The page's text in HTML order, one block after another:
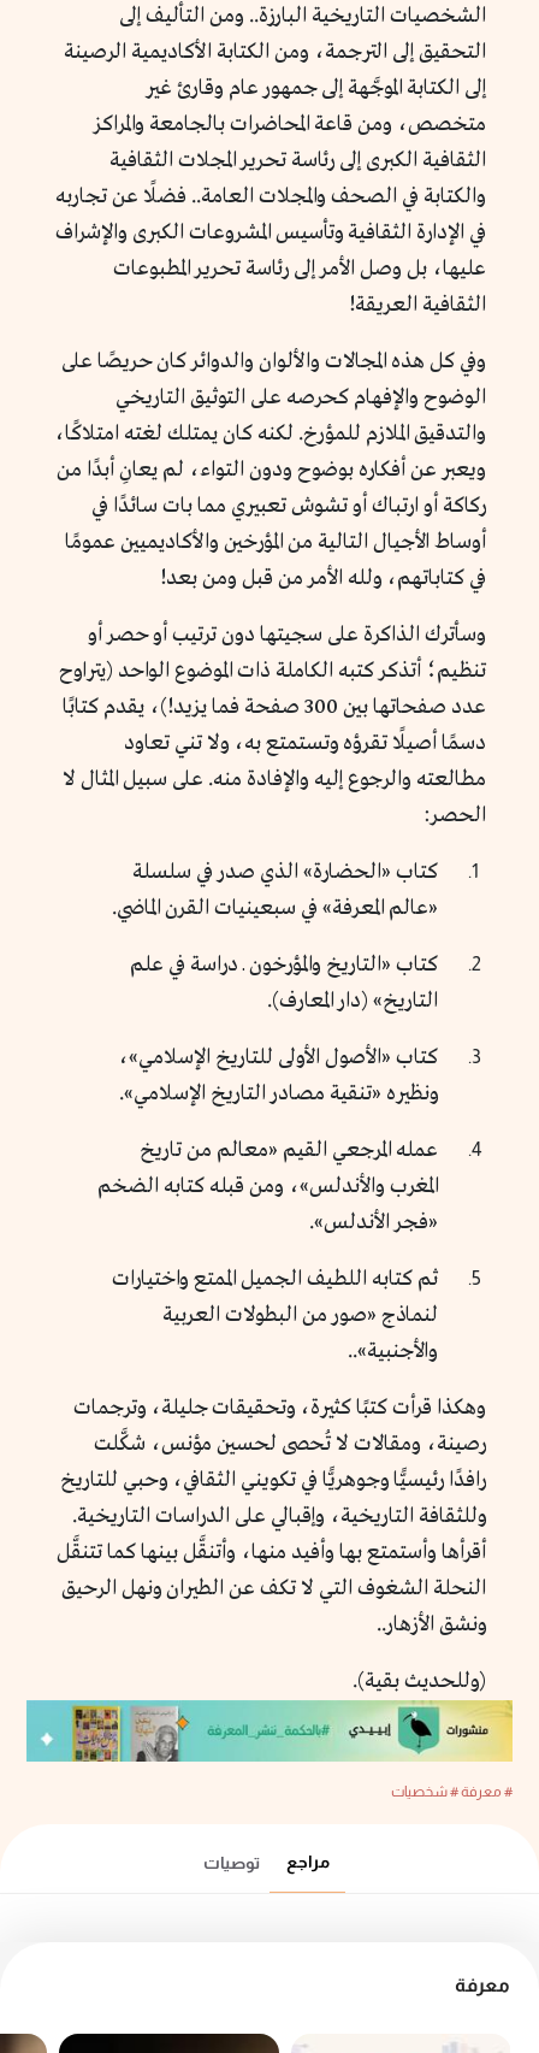
الشخصيات التاريخية البارزة.. ومن التأليف إلى
التحقيق إلى الترجمة، ومن الكتابة الأكاديمية الرصينة
إلى الكتابة الموجَّهة إلى جمهور عام وقارئ غير
متخصص، ومن قاعة المحاضرات بالجامعة والمراكز
الثقافية الكبرى إلى رئاسة تحرير المجلات الثقافية
والكتابة في الصحف والمجلات العامة.. فضلًا عن تجاربه
في الإدارة الثقافية وتأسيس المشروعات الكبرى والإشراف
عليها، بل وصل الأمر إلى رئاسة تحرير المطبوعات
الثقافية العريقة!
وفي كل هذه المجالات والألوان والدوائر كان حريصًا على
الوضوح والإفهام كحرصه على التوثيق التاريخي
والتدقيق الملازم للمؤرخ. لكنه كان يمتلك لغته امتلاكًا،
ويعبر عن أفكاره بوضوح ودون التواء، لم يعانِ أبدًا من
ركاكة أو ارتباك أو تشوش تعبيري مما بات سائدًا في
أوساط الأجيال التالية من المؤرخين والأكاديميين عمومًا
في كتاباتهم، ولله الأمر من قبل ومن بعد!
وسأترك الذاكرة على سجيتها دون ترتيب أو حصر أو
تنظيم؛ أتذكر كتبه الكاملة ذات الموضوع الواحد (يتراوح
عدد صفحاتها بين 300 صفحة فما يزيد!)، يقدم كتابًا
دسمًا أصيلًا تقرؤه وتستمتع به، ولا تني تعاود
مطالعته والرجوع إليه والإفادة منه. على سبيل المثال لا
الحصر:
كتاب «الحضارة» الذي صدر في سلسلة
«عالم المعرفة» في سبعينيات القرن الماضي.
كتاب «التاريخ والمؤرخون ـ دراسة في علم
التاريخ» (دار المعارف).
كتاب «الأصول الأولى للتاريخ الإسلامي»،
ونظيره «تنقية مصادر التاريخ الإسلامي».
عمله المرجعي القيم «معالم من تاريخ
المغرب والأندلس»، ومن قبله كتابه الضخم
«فجر الأندلس».
ثم كتابه اللطيف الجميل الممتع واختيارات
لنماذج «صور من البطولات العربية
والأجنبية»..
وهكذا قرأت كتبًا كثيرة، وتحقيقات جليلة، وترجمات
رصينة، ومقالات لا تُحصى لحسين مؤنس، شكَّلت
رافدًا رئيسيًّا وجوهريًّا في تكويني الثقافي، وحبي للتاريخ
وللثقافة التاريخية، وإقبالي على الدراسات التاريخية.
أقرأها وأستمتع بها وأفيد منها، وأتنقَّل بينها كما تتنقَّل
النحلة الشغوف التي لا تكف عن الطيران ونهل الرحيق
ونشق الأزهار..
(وللحديث بقية).
# معرفة# شخصيات
مراجع توصيات
معرفة